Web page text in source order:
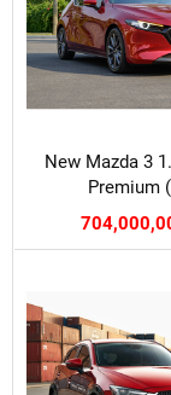
New Mazda 3
Premium